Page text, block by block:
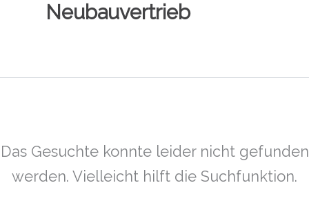
Neubauvertrieb
Das Gesuchte konnte leider nicht gefunden
werden. Vielleicht hilft die Suchfunktion.